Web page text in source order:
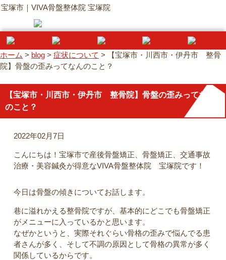
宝塚市｜VIVA骨盤整体院 宝塚院
ホーム > blog > 症状について >
【宝塚市・川西市・伊丹市 整骨
院】骨盤の歪みってなんのこと？
【宝塚市・川西市・伊丹市 整骨院】骨盤の歪みってなん
のこと？
2022年02月7日
こんにちは！宝塚市で産後骨盤矯正、骨盤矯正、交通事故
治療・美容鍼灸が得意なVIVA骨盤整体院 宝塚院です！
今日は骨盤の傾きについてお話します。
巷に溢れかえる整骨院ですが、基本的にどこでも骨盤矯正
がメニューに入っているかと思います。
なぜかというと、実際それぐらい骨格の歪みで悩んでる患
者さんが多く、そして不調の原因として骨格の異常が多く
関係しているからです。